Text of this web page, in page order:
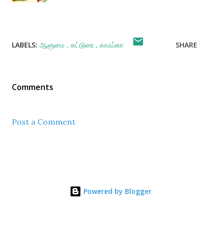
LABELS: ஆளுமை கட்டுரை காஃப்கா SHARE
Comments
Post a Comment
Powered by Blogger